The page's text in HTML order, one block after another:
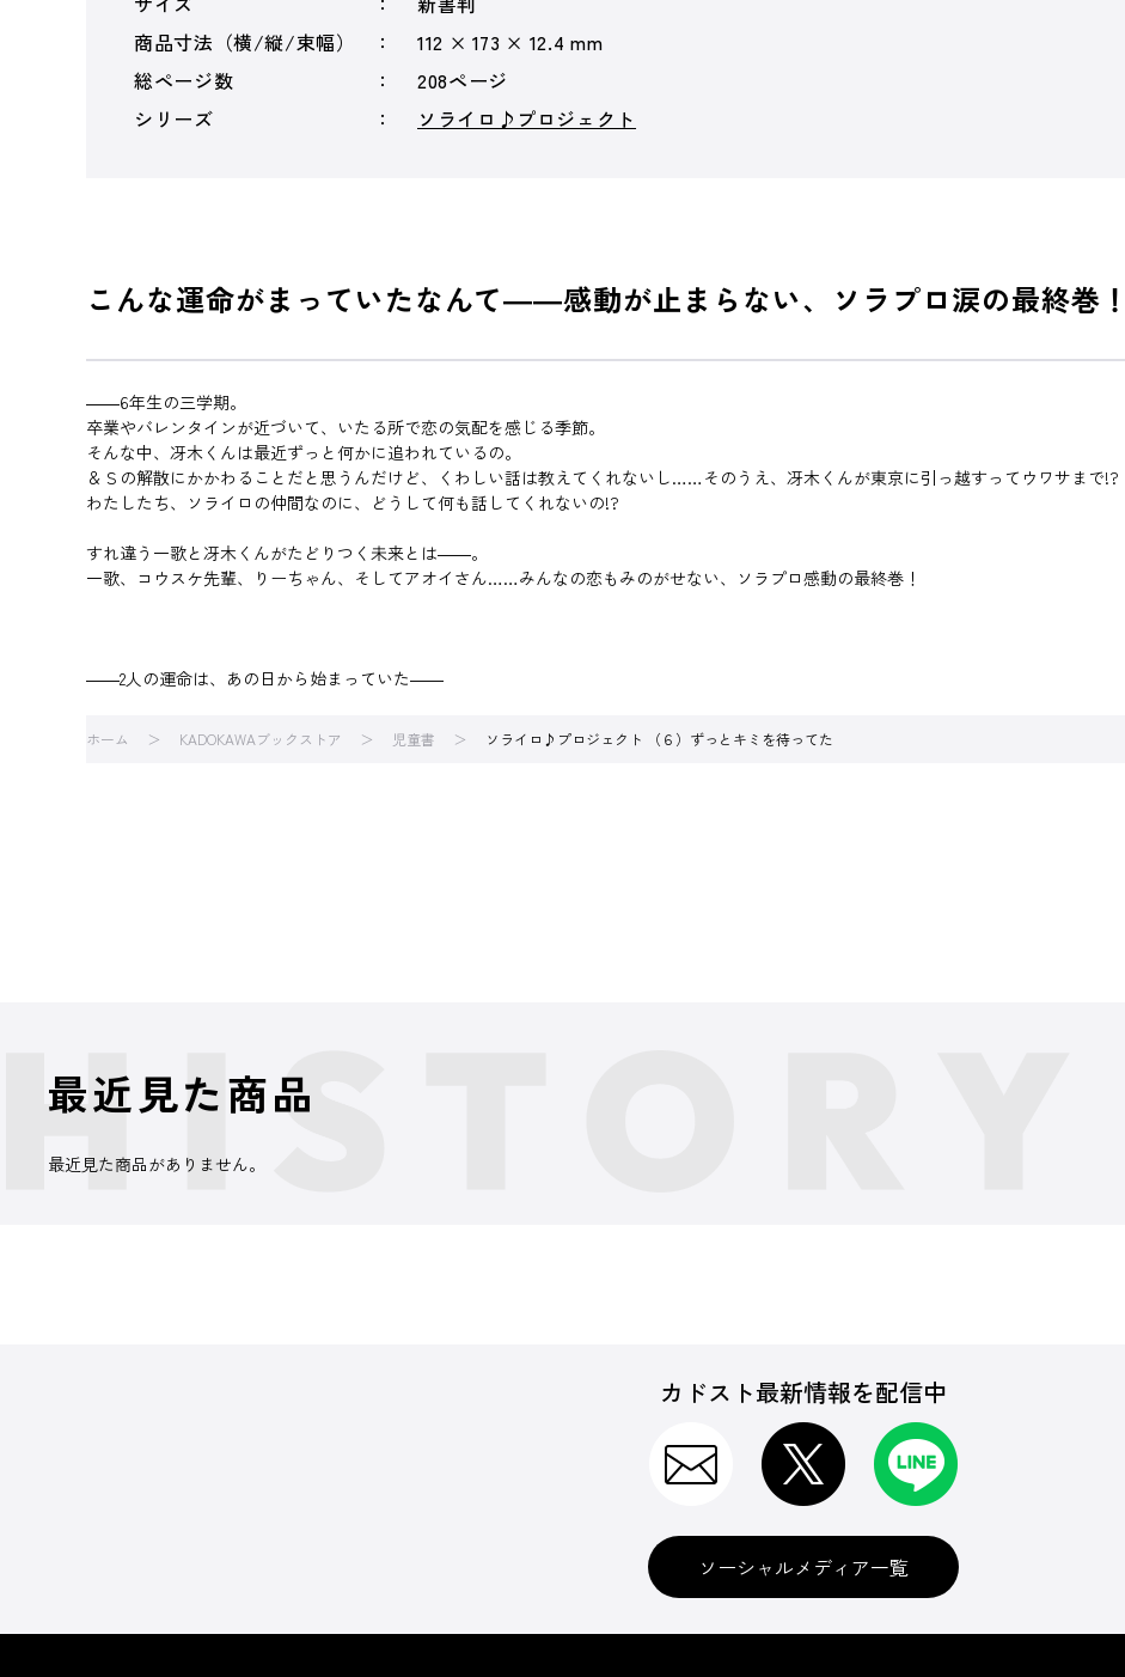
商品寸法（横/縦/束幅）
112 × 173 × 12.4 mm
総ページ数
208ページ
シリーズ
ソライロ♪プロジェクト
こんな運命がまっていたなんて――感動が止まらない、ソラプロ涙の最終巻！
――6年生の三学期。
卒業やバレンタインが近づいて、いたる所で恋の気配を感じる季節。
そんな中、冴木くんは最近ずっと何かに追われているの。
＆Ｓの解散にかかわることだと思うんだけど、くわしい話は教えてくれないし……そのうえ、冴木くんが東京に引っ越すってウワサまで!?
わたしたち、ソライロの仲間なのに、どうして何も話してくれないの!?
すれ違う一歌と冴木くんがたどりつく未来とは――。
一歌、コウスケ先輩、りーちゃん、そしてアオイさん……みんなの恋もみのがせない、ソラプロ感動の最終巻！
――2人の運命は、あの日から始まっていた――
ホーム KADOKAWAブックストア 児童書 ソライロ♪プロジェクト （６）ずっとキミを待ってた
最近見た商品
最近見た商品がありません。
カドスト最新情報を配信中
ソーシャルメディア一覧